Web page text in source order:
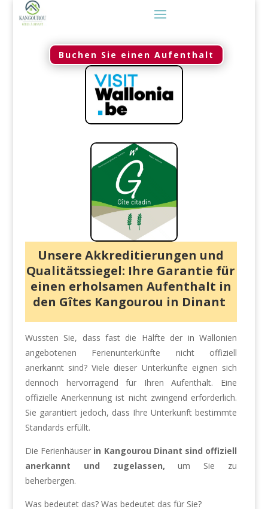
Buchen Sie einen Aufenthalt
Unsere Akkreditierungen und
Qualitätssiegel: Ihre Garantie für
einen erholsamen Aufenthalt in
den Gîtes Kangourou in Dinant
Wussten Sie, dass fast die Hälfte der in Wallonien
angebotenen Ferienunterkünfte nicht offiziell
anerkannt sind? Viele dieser Unterkünfte eignen sich
dennoch hervorragend für Ihren Aufenthalt. Eine
offizielle Anerkennung ist nicht zwingend erforderlich.
Sie garantiert jedoch, dass Ihre Unterkunft bestimmte
Standards erfüllt.
Die Ferienhäuser in Kangourou Dinant sind offiziell
anerkannt und zugelassen, um Sie zu
beherbergen.
Was bedeutet das? Was bedeutet das für Sie?